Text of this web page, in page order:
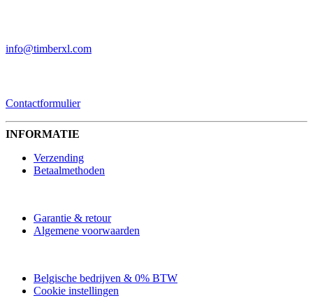
info@timberxl.com
Contactformulier
INFORMATIE
Verzending
Betaalmethoden
Garantie & retour
Algemene voorwaarden
Belgische bedrijven & 0% BTW
Cookie instellingen